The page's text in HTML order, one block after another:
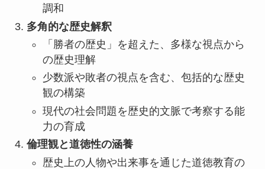
調和
多角的な歴史解釈
「勝者の歴史」を超えた、多様な視点から
の歴史理解
少数派や敗者の視点を含む、包括的な歴史
観の構築
現代の社会問題を歴史的文脈で考察する能
力の育成
倫理観と道徳性の涵養
歴史上の人物や出来事を通じた道徳教育の